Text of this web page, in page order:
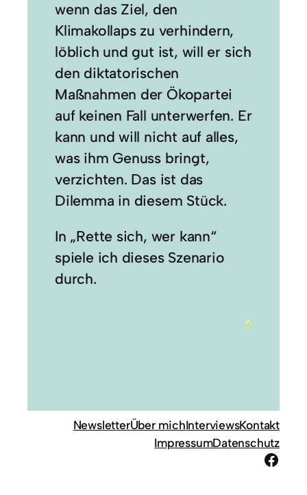
wenn das Ziel, den
Klimakollaps zu verhindern,
löblich und gut ist, will er sich
den diktatorischen
Maßnahmen der Ökopartei
auf keinen Fall unterwerfen. Er
kann und will nicht auf alles,
was ihm Genuss bringt,
verzichten. Das ist das
Dilemma in diesem Stück.
In „Rette sich, wer kann“
spiele ich dieses Szenario
durch.
^
NewsletterÜber michInterviewsKontakt
ImpressumDatenschutz